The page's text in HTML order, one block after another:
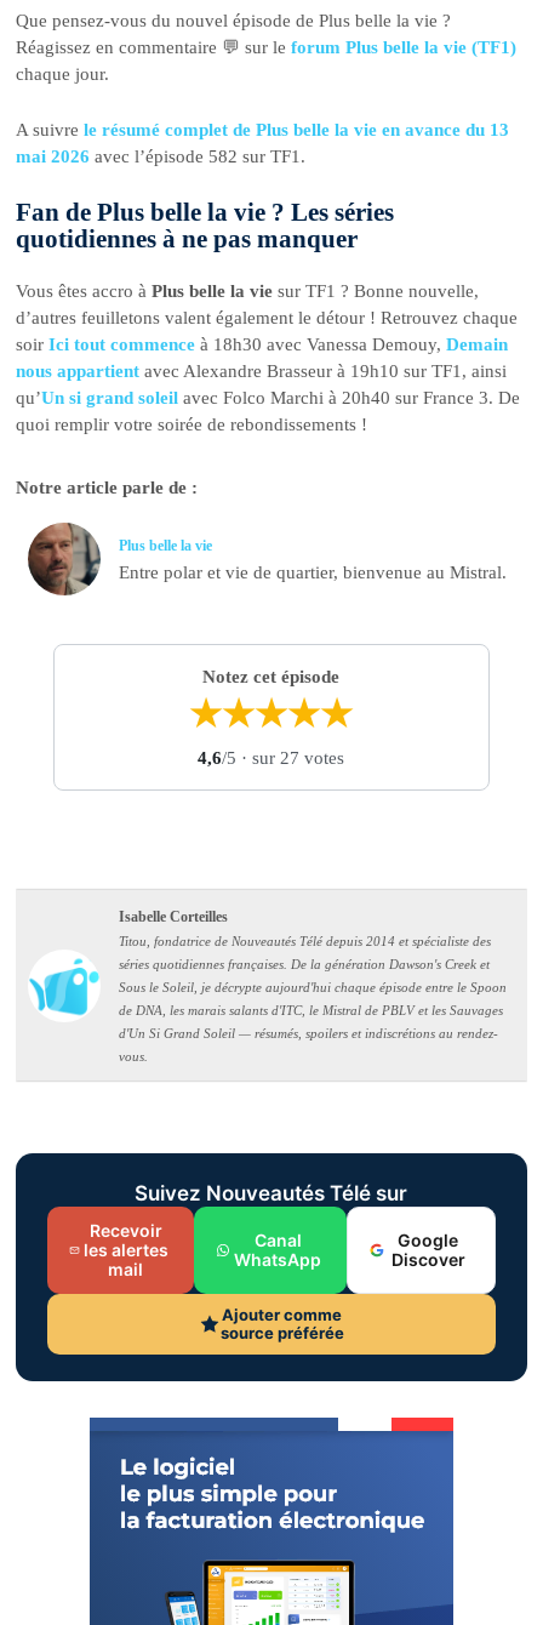
Que pensez-vous du nouvel épisode de Plus belle la vie ?
Réagissez en commentaire 💬 sur leforum Plus belle la vie (TF1)
chaque jour.
A suivrele résumé complet de Plus belle la vie en avance du 13
mai 2026 avec l’épisode 582 sur TF1.
Fan de Plus belle la vie ? Les séries
quotidiennes à ne pas manquer
Vous êtes accro àPlus belle la vie sur TF1 ? Bonne nouvelle,
d’autres feuilletons valent également le détour ! Retrouvez chaque
soirIci tout commence à 18h30 avec Vanessa Demouy,Demain
nous appartient avec Alexandre Brasseur à 19h10 sur TF1, ainsi
qu’Un si grand soleil avec Folco Marchi à 20h40 sur France 3. De
quoi remplir votre soirée de rebondissements !
Notre article parle de :
Plus belle la vie
Entre polar et vie de quartier, bienvenue au Mistral.
Notez cet épisode
★★★★★
4,6/5 · sur 27 votes
Isabelle Corteilles
Titou, fondatrice de Nouveautés Télé depuis 2014 et spécialiste des
séries quotidiennes françaises. De la génération Dawson's Creek et
Sous le Soleil, je décrypte aujourd'hui chaque épisode entre le Spoon
de DNA, les marais salants d'ITC, le Mistral de PBLV et les Sauvages
d'Un Si Grand Soleil — résumés, spoilers et indiscrétions au rendez-
vous.
Suivez Nouveautés Télé sur
Recevoir
les alertes
mail
Canal
WhatsApp
Google
Discover
Ajouter comme
source préférée